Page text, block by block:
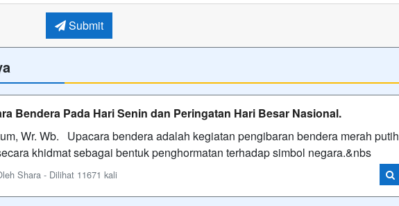
Submit
Bendera Pada Hari Senin dan Peringatan Hari Besar Nasional.
Wr. Wb. Upacara bendera adalah kegiatan pengibaran bendera merah putih
khidmat sebagai bentuk penghormatan terhadap simbol negara.&nbs
Shara - Dilihat 11671 kali